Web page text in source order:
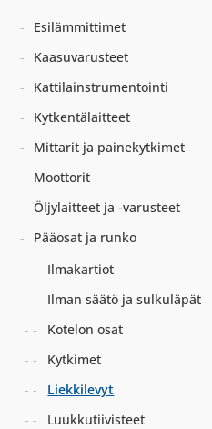
Esilämmittimet
Kaasuvarusteet
Kattilainstrumentointi
Kytkentälaitteet
Mittarit ja painekytkimet
Moottorit
Öljylaitteet ja -varusteet
Pääosat ja runko
Ilmakartiot
Ilman säätö ja sulkuläpät
Kotelon osat
Kytkimet
Liekkilevyt
Luukkutiivisteet